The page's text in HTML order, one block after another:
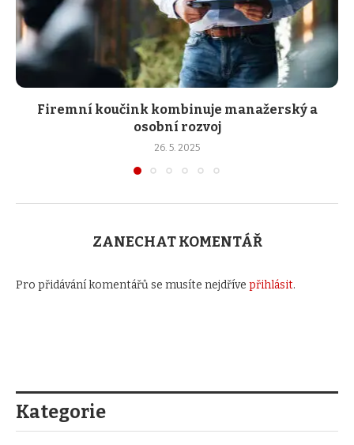
Firemní koučink kombinuje manažerský a
osobní rozvoj
26. 5. 2025
ZANECHAT KOMENTÁŘ
Pro přidávání komentářů se musíte nejdříve přihlásit.
Kategorie